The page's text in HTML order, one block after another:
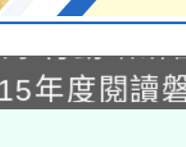
學行動站研
年度閱讀
工智慧